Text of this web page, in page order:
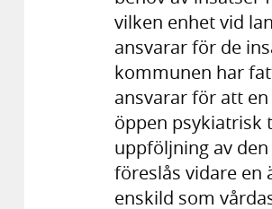
vilken enhet vid
ansvarar för de
kommunen har
ansvarar för att
öppen psykiatrisk
uppföljning av
föreslås vidare en
enskild som